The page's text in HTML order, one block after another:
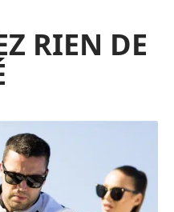
RIEN DE